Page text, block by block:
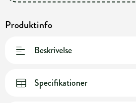
Produktinfo
Beskrivelse
Specifikationer